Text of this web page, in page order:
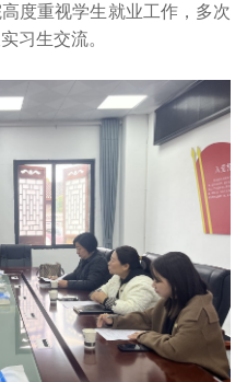
度重视学生就业工作，多次
习生交流。